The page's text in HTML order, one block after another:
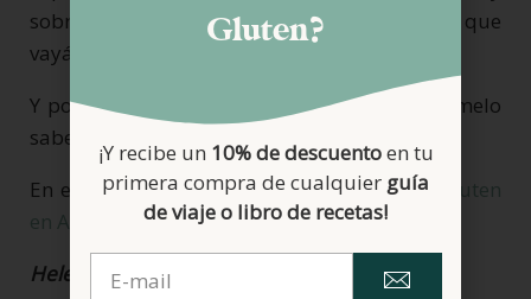
sobre todo os sea de utilidad en el caso de que
vayáis a visitar Santiago de Compostela.
Y por supuesto, cualquier dato nuevo hacédmelo
saber para que pueda mejorar esta web.
En este enlace os cuentodónde comer sin gluten
en A Coruña.
Helena
Gluten?
¡Y recibe un 10% de descuentoen tu
primera compra de cualquier guía
de viaje o libro de recetas!